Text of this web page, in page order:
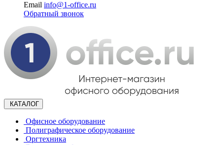
Email info@1-office.ru
Обратный звонок
КАТАЛОГ
Офисное оборудование
Полиграфическое оборудование
Оргтехника